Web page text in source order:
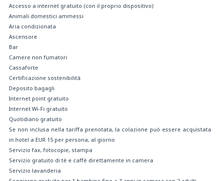
Accesso a internet gratuito (con il proprio dispositivo)
Animali domestici ammessi
Aria condizionata
Ascensore
Bar
Camere non fumatori
Cassaforte
Certificazione sostenibilità
Deposito bagagli
Internet point gratuito
Internet Wi-Fi gratuito
Quotidiano gratuito
Se non inclusa nella tariffa prenotata, la colazione può essere acquistata
in hotel a EUR 15 per persona, al giorno
Servizio fax, fotocopie, stampa
Servizio gratuito di tè e caffè direttamente in camera
Servizio lavanderia